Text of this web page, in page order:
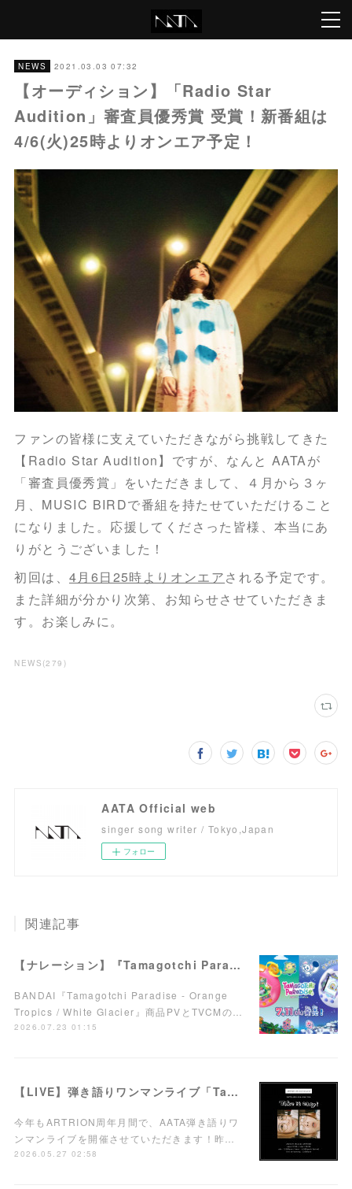
NEWS 2021.03.03 07:32
【オーディション】「Radio Star
Audition」審査員優秀賞 受賞！新番組は
4/6(火)25時よりオンエア予定！
ファンの皆様に支えていただきながら挑戦してきた
【Radio Star Audition】ですが、なんと AATAが
「審査員優秀賞」をいただきまして、４月から３ヶ
月、MUSIC BIRDで番組を持たせていただけること
になりました。応援してくださった皆様、本当にあ
りがとうございました！
初回は、 4月6日25時よりオンエアされる予定です。
また詳細が分かり次第、お知らせさせていただきま
す。お楽しみに。
NEWS (279 )
AATA Official web
singer song writer / Tokyo,Japan
フォロー
関連記事
【ナレーション】『Tamagotchi Paradise - Orange Tropics / White Glacier』商品PV／TVCM
BANDAI『Tamagotchi Paradise - Orange
Tropics / White Glacier』商品PVとTVCMの…
2026.07.23 01:15
【LIVE】弾き語りワンマンライブ「Take it easy!」7/15(水)西荻窪ARTRIONにて開催！
今年もARTRION周年月間で、AATA弾き語りワ
ンマンライブを開催させていただきます！昨…
2026.05.27 02:58